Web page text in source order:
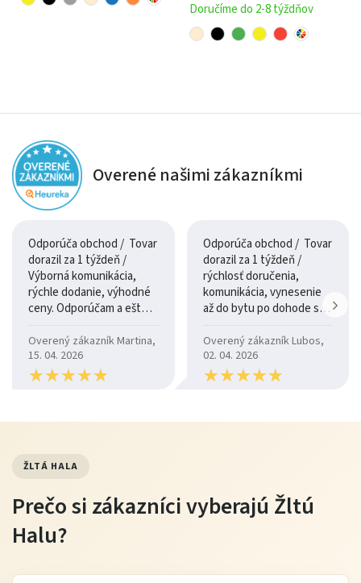
spoľahlivosť pri každodennom používaní. Komfortné
sedáky poskytujú príjemnú oporu a zároveň dostatočnú
mäkkosť pre skutočný relax.
Ergonomické operadlá a funkcia polohovania pomáhajú
podmienky na regeneráciu tela aj mysle.
Poťahy a farby
nadčasovo. Sedačka sa výborne kombinuje s modernými aj
klasickými interiérmi a jednoducho ju doplníte o
Údržba
pravidelne vysávajte čalúnenie jemným nadstavcom
vyhýbajte sa agresívnym chemickým čističom
Doručíme do 2-8 týždňov
Overené našimi zákazníkmi
Odporúča obchod / Tovar
dorazil za 1 týždeň /
Výborná komunikácia,
rýchle dodanie, výhodné
ceny. Odporúčam a ešte
Overený zákazník Martina,
15. 04. 2026
★★★★★
★★★★★
Odporúča obchod / Tovar
dorazil za 1 týždeň /
rýchlosť doručenia,
komunikácia, vynesenie
až do bytu po dohode so
Overený zákazník Lubos,
02. 04. 2026
★★★★★
★★★★★
ŽLTÁ HALA
Prečo si zákazníci vyberajú Žltú
Halu?